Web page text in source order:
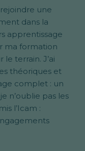
une
dans la
apprentissage
ma formation
terrain. J’ai
théoriques et
complet : un
n’oublie pas les
l’Icam :